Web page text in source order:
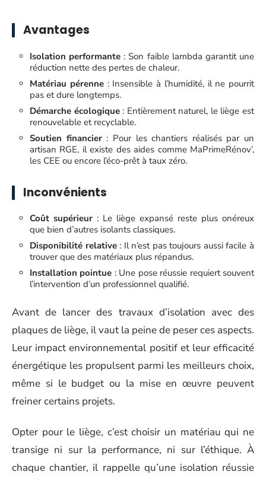
Avantages
Isolation performante : Son faible lambda garantit une
réduction nette des pertes de chaleur.
Matériau pérenne: Insensible à l’humidité, il ne pourrit
pas et dure longtemps.
Démarche écologique: Entièrement naturel, le liège est
renouvelable et recyclable.
Soutien financier: Pour les chantiers réalisés par un
artisan RGE, il existe des aides comme MaPrimeRénov’,
les CEE ou encore l’éco-prêt à taux zéro.
Inconvénients
Coût supérieur : Le liège expansé reste plus onéreux
que bien d’autres isolants classiques.
Disponibilité relative: Il n’est pas toujours aussi facile à
trouver que des matériaux plus répandus.
Installation pointue : Une pose réussie requiert souvent
l’intervention d’un professionnel qualifié.
Avant de lancer des travaux d’isolation avec des
plaques de liège, il vaut la peine de peser ces aspects.
Leur impact environnemental positif et leur efficacité
énergétique les propulsent parmi les meilleurs choix,
même si le budget ou la mise en œuvre peuvent
freiner certains projets.
Opter pour le liège, c’est choisir un matériau qui ne
transige ni sur la performance, ni sur l’éthique. À
chaque chantier, il rappelle qu’une isolation réussie